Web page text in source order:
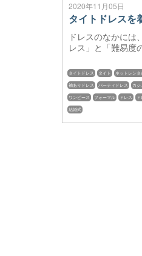
2020年11月05日
タイトドレスを
ドレスのなかには
レス」と「難易度
タイトドレス タイト ネットレンタ
袖ありドレス パーティドレス カジ
ワンピース フォーマル ドレス
結婚式